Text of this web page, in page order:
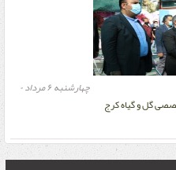
گل و گیاه کرج
چهارشنبه ۶ مرداد ۰